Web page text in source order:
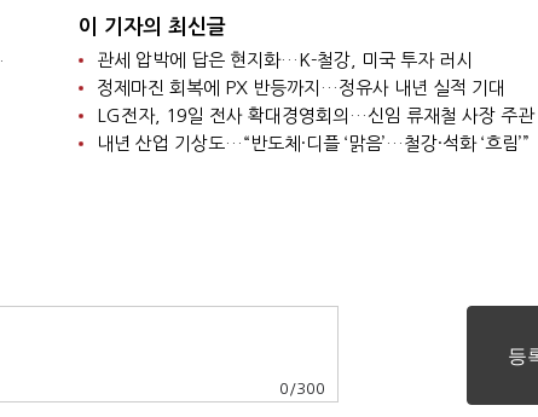
이 기자의 최신글
관세 압박에 답은 현지화…K-철강, 미국 투자 러시
정제마진 회복에 PX 반등까지…정유사 내년 실적 기대
LG전자, 19일 전사 확대경영회의…신임 류재철 사장 주관
내년 산업 기상도…“반도체·디플 ‘맑음’…철강·석화 ‘흐림’”
0 /300